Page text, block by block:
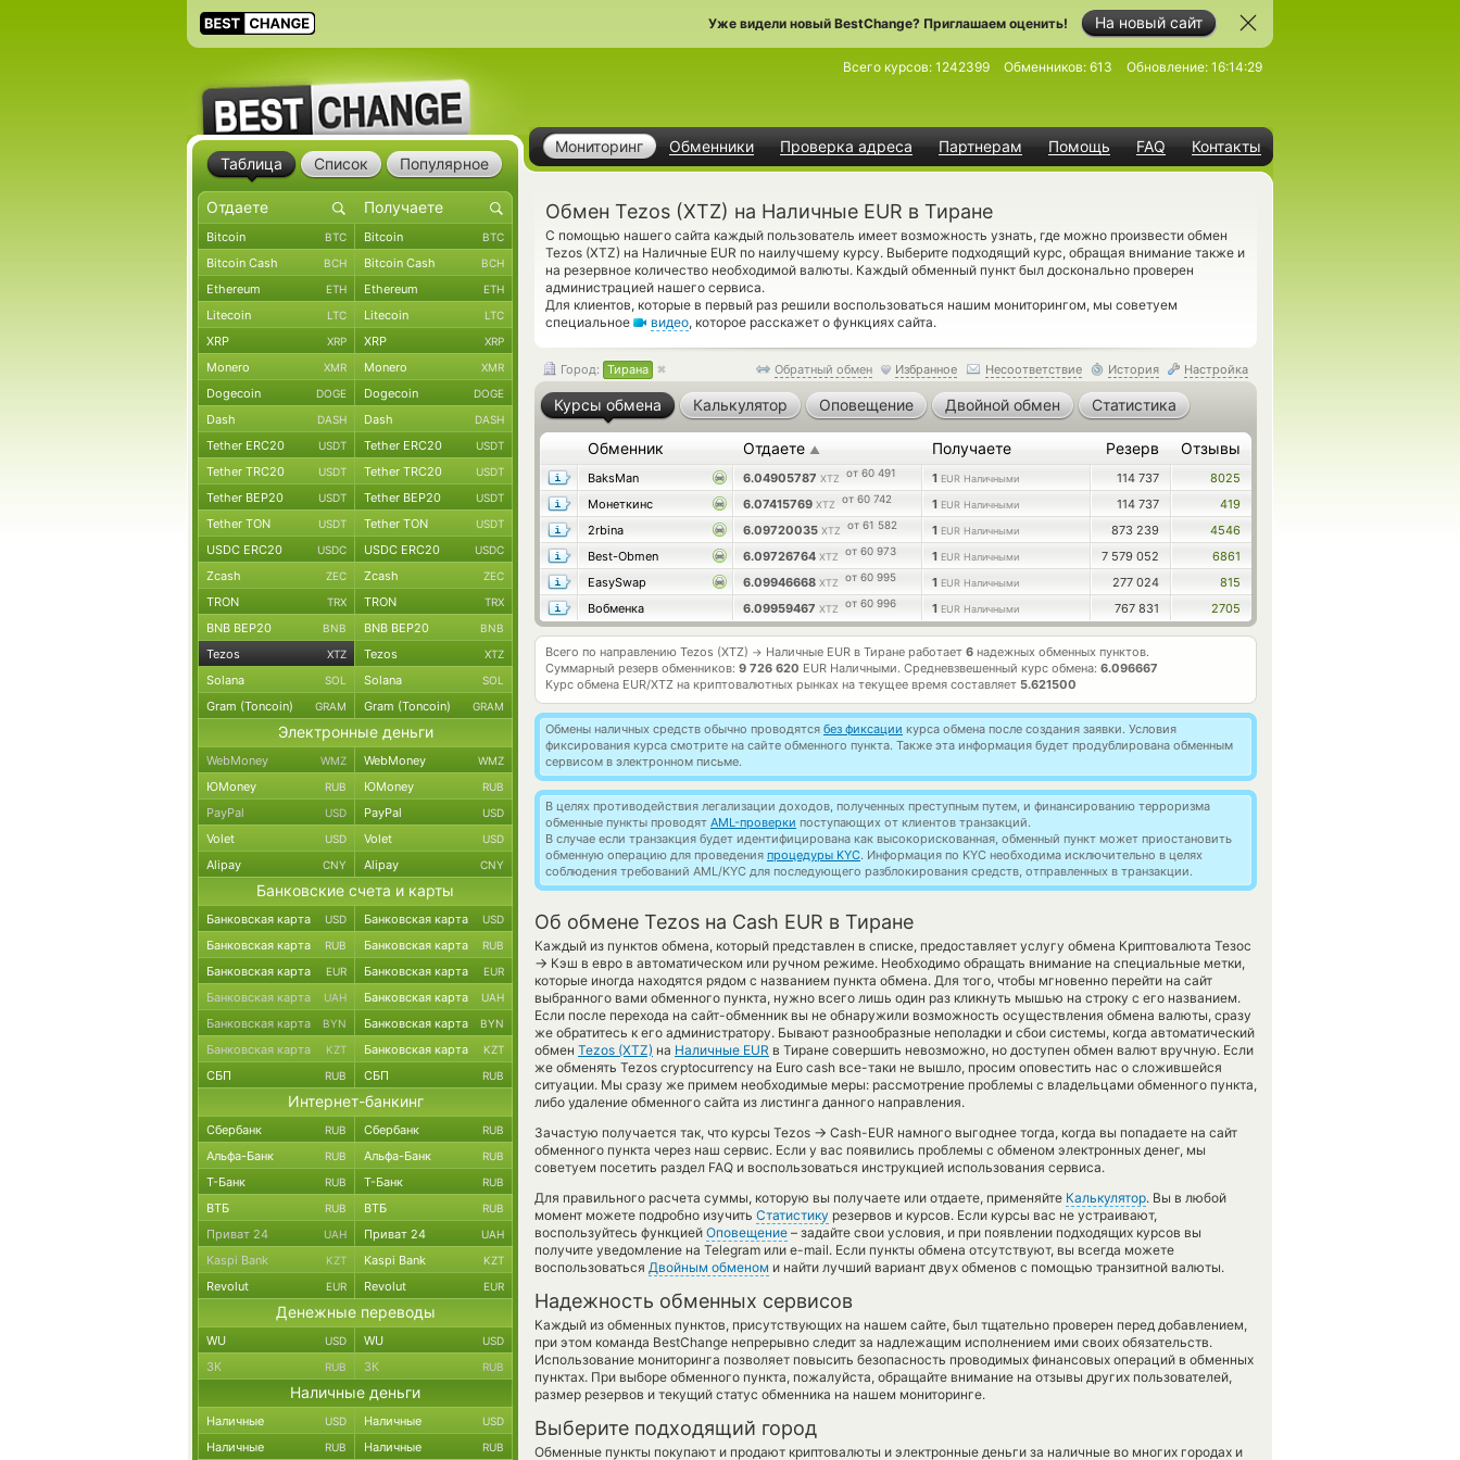
На новый сайт
Уже видели новый BestChange? Приглашаем оценить!
Мониторинг Обменники Проверка адреса Партнерам Помощь FAQ Контакты
Всего курсов: 1242399 Обменников: 613 Обновление: 16:14:29
Обмен Tezos (XTZ) на Наличные EUR в Тиране
С помощью нашего сайта каждый пользователь имеет возможность узнать, где можно произвести обмен
Tezos (XTZ) на Наличные EUR по наилучшему курсу. Выберите подходящий курс, обращая внимание также и
на резервное количество необходимой валюты. Каждый обменный пункт был досконально проверен
администрацией нашего сервиса.
Для клиентов, которые в первый раз решили воспользоваться нашим мониторингом, мы советуем
специальное
видео, которое расскажет о функциях сайта.
Обратный обмен Избранное Несоответствие История Настройка
Город: Тирана
Курсы обмена Калькулятор Оповещение Двойной обмен Статистика
Обменник Отдаете ▲ Получаете Резерв Отзывы
BaksMan 6.04905787 XTZ от 60 491 1 EUR Наличными 114 737
8025
Монеткинс
6.07415769 XTZ от 60 742 1 EUR Наличными 114 737
419
2rbina
6.09720035 XTZ от 61 582 1 EUR Наличными 873 239
4546
Best-Obmen
6.09726764 XTZ от 60 973 1 EUR Наличными 7 579 052
6861
EasySwap
6.09946668 XTZ от 60 995 1 EUR Наличными 277 024
815
Вобменка
6.09959467 XTZ от 60 996 1 EUR Наличными 767 831 2705
Всего по направлению Tezos (XTZ) → Наличные EUR в Тиране работает 6 надежных обменных пунктов.
Суммарный резерв обменников: 9 726 620 EUR Наличными. Средневзвешенный курс обмена: 6.096667
Курс обмена EUR/XTZ на криптовалютных рынках на текущее время составляет 5.621500
Обмены наличных средств обычно проводятся без фиксации курса обмена после создания заявки. Условия
фиксирования курса смотрите на сайте обменного пункта. Также эта информация будет продублирована обменным
сервисом в электронном письме.
В целях противодействия легализации доходов, полученных преступным путем, и финансированию терроризма
обменные пункты проводят AML-проверки поступающих от клиентов транзакций.
В случае если транзакция будет идентифицирована как высокорискованная, обменный пункт может приостановить
обменную операцию для проведения процедуры KYC. Информация по KYC необходима исключительно в целях
соблюдения требований AML/KYC для последующего разблокирования средств, отправленных в транзакции.
Об обмене Tezos на Cash EUR в Тиране
Каждый из пунктов обмена, который представлен в списке, предоставляет услугу обмена Криптовалюта Тезос
→ Кэш в евро в автоматическом или ручном режиме. Необходимо обращать внимание на специальные метки,
которые иногда находятся рядом с названием пункта обмена. Для того, чтобы мгновенно перейти на сайт
выбранного вами обменного пункта, нужно всего лишь один раз кликнуть мышью на строку с его названием.
Если после перехода на сайт-обменник вы не обнаружили возможность осуществления обмена валюты, сразу
же обратитесь к его администратору. Бывают разнообразные неполадки и сбои системы, когда автоматический
обмен Tezos (XTZ) на Наличные EUR в Тиране совершить невозможно, но доступен обмен валют вручную. Если
же обменять Tezos cryptocurrency на Euro cash все-таки не вышло, просим оповестить нас о сложившейся
ситуации. Мы сразу же примем необходимые меры: рассмотрение проблемы с владельцами обменного пункта,
либо удаление обменного сайта из листинга данного направления.
Зачастую получается так, что курсы Tezos → Cash-EUR намного выгоднее тогда, когда вы попадаете на сайт
обменного пункта через наш сервис. Если у вас появились проблемы с обменом электронных денег, мы
советуем посетить раздел FAQ и воспользоваться инструкцией использования сервиса.
Для правильного расчета суммы, которую вы получаете или отдаете, применяйте Калькулятор. Вы в любой
момент можете подробно изучить Статистику резервов и курсов. Если курсы вас не устраивают,
воспользуйтесь функцией Оповещение – задайте свои условия, и при появлении подходящих курсов вы
получите уведомление на Telegram или e-mail. Если пункты обмена отсутствуют, вы всегда можете
воспользоваться Двойным обменом и найти лучший вариант двух обменов с помощью транзитной валюты.
Надежность обменных сервисов
Каждый из обменных пунктов, присутствующих на нашем сайте, был тщательно проверен перед добавлением,
при этом команда BestChange непрерывно следит за надлежащим исполнением ими своих обязательств.
Использование мониторинга позволяет повысить безопасность проводимых финансовых операций в обменных
пунктах. При выборе обменного пункта, пожалуйста, обращайте внимание на отзывы других пользователей,
размер резервов и текущий статус обменника на нашем мониторинге.
Выберите подходящий город
Обменные пункты покупают и продают криптовалюты и электронные деньги за наличные во многих городах и
Таблица Список Популярное
Bitcoin BTC Bitcoin BTC
Bitcoin Cash BCH Bitcoin Cash BCH
Ethereum ETH Ethereum ETH
Litecoin LTC Litecoin LTC
XRP XRP XRP XRP
Monero XMR Monero XMR
Dogecoin DOGE Dogecoin DOGE
Dash DASH Dash DASH
Tether ERC20 USDT Tether ERC20 USDT
Tether TRC20 USDT Tether TRC20 USDT
Tether BEP20 USDT Tether BEP20 USDT
Tether TON USDT Tether TON USDT
USDC ERC20 USDC USDC ERC20 USDC
Zcash ZEC Zcash ZEC
TRON TRX TRON TRX
BNB BEP20 BNB BNB BEP20 BNB
Tezos XTZ Tezos XTZ
Solana SOL Solana SOL
Gram (Toncoin) GRAM Gram (Toncoin) GRAM
Электронные деньги
WebMoney WMZ WebMoney WMZ
ЮMoney RUB ЮMoney RUB
PayPal USD PayPal USD
Volet USD Volet USD
Alipay CNY Alipay CNY
Банковские счета и карты
Банковская карта USD Банковская карта USD
Банковская карта RUB Банковская карта RUB
Банковская карта EUR Банковская карта EUR
Банковская карта UAH Банковская карта UAH
Банковская карта BYN Банковская карта BYN
Банковская карта KZT Банковская карта KZT
СБП RUB СБП RUB
Интернет-банкинг
Сбербанк RUB Сбербанк RUB
Альфа-Банк RUB Альфа-Банк RUB
Т-Банк RUB Т-Банк RUB
ВТБ RUB ВТБ RUB
Приват 24 UAH Приват 24 UAH
Kaspi Bank KZT Kaspi Bank KZT
Revolut EUR Revolut EUR
Денежные переводы
WU USD WU USD
ЗК RUB ЗК RUB
Наличные деньги
Наличные USD Наличные USD
Наличные RUB Наличные RUB